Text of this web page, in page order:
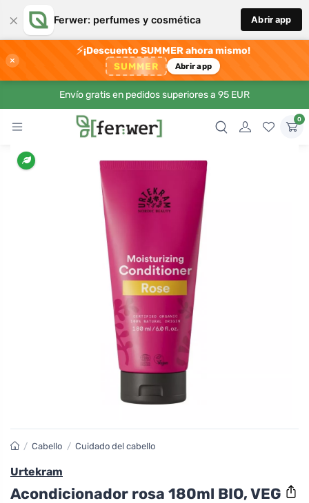
× Ferwer: perfumes y cosmética Abrir app
×
⚡¡Descuento SUMMER ahora mismo!
SUMMER Abrir app
Envío gratis en pedidos superiores a 95 EUR
0
/ Cabello / Cuidado del cabello
Urtekram
Acondicionador rosa 180ml BIO, VEG